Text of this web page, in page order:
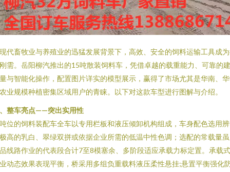
代畜牧业与养殖业的迅猛发展背景下，高效、安全的饲料运输工具成
需。岳阳柳汽推出的15吨散装饲料车，凭借卓越的载重能力、可靠的
与智能化操作，配置图片详实的模型展示，赢得了市场尤其是华南、
业规模种植密集区域用户的青睐。以下对这款车型进行图解与介绍。
整车亮点——突出实用性
位的饲料装配车全车以专用栏板和液压倾卸机构组成，车身配色选用
高的乳白、翠绿双拼或依据企业所需的低温中性色调；选配的常载量
线路作业的代表段合计7至8模塞余、多阶段适应承载力标定置。承载
动态效果表现平衡，桥采用多组负重载料液压柔性悬挂;悬置平衡强化